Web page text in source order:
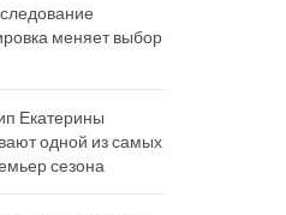
меняет выбор
Екатерины
одной из самых
сезона